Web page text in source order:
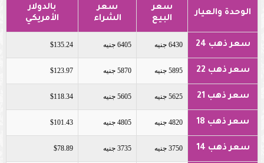
الوحدة والعيار
سعر
البيع
سعر
الشراء
بالدولار
الأمريكي
سعر ذهب 24 6430 جنيه 6405 جنيه $135.24
سعر ذهب 22 5895 جنيه 5870 جنيه $123.97
سعر ذهب 21 5625 جنيه 5605 جنيه $118.34
سعر ذهب 18 4820 جنيه 4805 جنيه $101.43
سعر ذهب 14 3750 جنيه 3735 جنيه $78.89